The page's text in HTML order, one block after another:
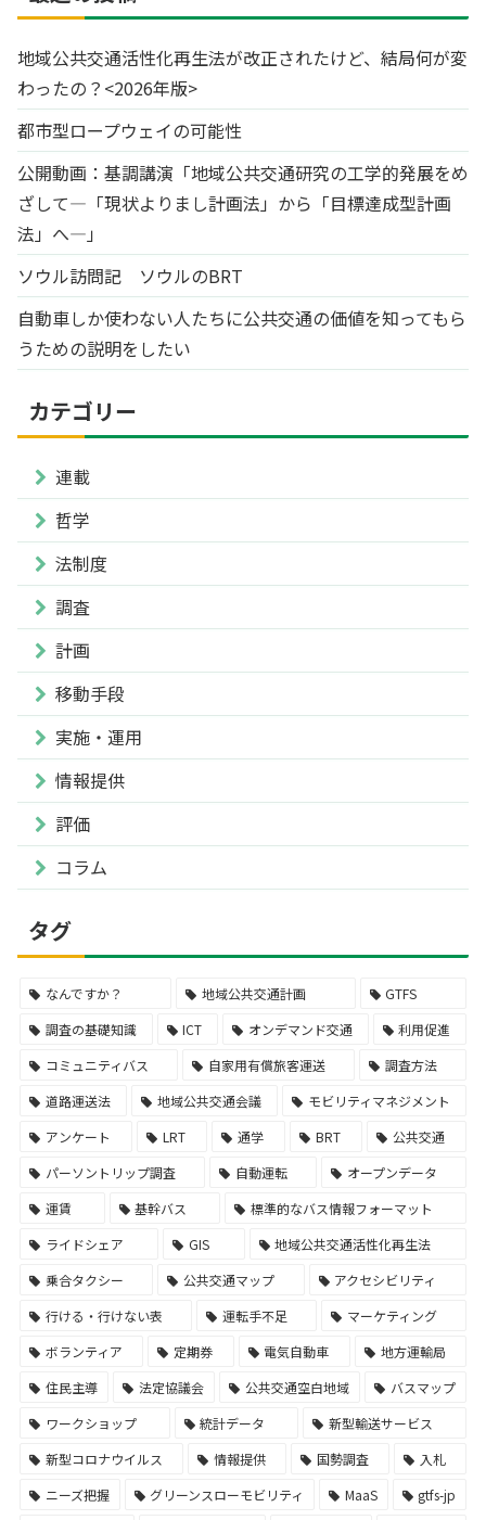
地域公共交通活性化再生法が改正されたけど、結局何が変
わったの？<2026年版>
都市型ロープウェイの可能性
公開動画：基調講演「地域公共交通研究の工学的発展をめ
ざして―「現状よりまし計画法」から「目標達成型計画
法」へ―」
ソウル訪問記 ソウルのBRT
自動車しか使わない人たちに公共交通の価値を知ってもら
うための説明をしたい
カテゴリー
連載
哲学
法制度
調査
計画
移動手段
実施・運用
情報提供
評価
コラム
タグ
なんですか？ 地域公共交通計画
GTFS
調査の基礎知識
ICT オンデマンド交通
利用促進
コミュニティバス
自家用有償旅客運送
調査方法
道路運送法
地域公共交通会議
モビリティマネジメント
アンケート
LRT 通学 BRT
公共交通
パーソントリップ調査
自動運転
オープンデータ
運賃
基幹バス
標準的なバス情報フォーマット
ライドシェア
GIS
地域公共交通活性化再生法
乗合タクシー
公共交通マップ
アクセシビリティ
行ける・行けない表
運転手不足
マーケティング
ボランティア
定期券 電気自動車
地方運輸局
住民主導
法定協議会 公共交通空白地域
バスマップ
ワークショップ
統計データ
新型輸送サービス
新型コロナウイルス
情報提供 国勢調査
入札
ニーズ把握
グリーンスローモビリティ MaaS gtfs-jp